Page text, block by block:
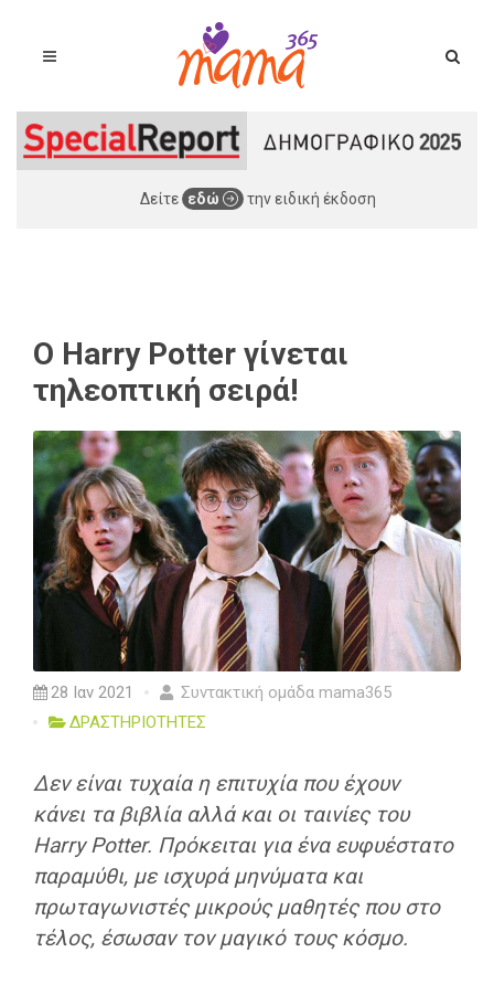
Δείτε εδώ την ειδική έκδοση
O Harry Potter γίνεται
τηλεοπτική σειρά!
28 Ιαν 2021
Συντακτική ομάδα mama365
ΔΡΑΣΤΗΡΙΟΤΗΤΕΣ
Δεν είναι τυχαία η επιτυχία που έχουν
κάνει τα βιβλία αλλά και οι ταινίες του
Harry Potter. Πρόκειται για ένα ευφυέστατο
παραμύθι, με ισχυρά μηνύματα και
πρωταγωνιστές μικρούς μαθητές που στο
τέλος, έσωσαν τον μαγικό τους κόσμο.